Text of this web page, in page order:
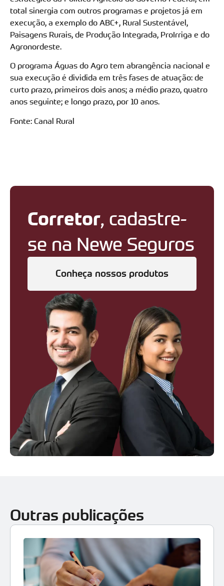
total sinergia com outros programas e projetos já em
execução, a exemplo do ABC+, Rural Sustentável,
Paisagens Rurais, de Produção Integrada, ProIrriga e do
Agronordeste.
O programa Águas do Agro tem abrangência nacional e
sua execução é dividida em três fases de atuação: de
curto prazo, primeiros dois anos; a médio prazo, quatro
anos seguinte; e longo prazo, por 10 anos.
Fonte: Canal Rural
Corretor, cadastre-
se na Newe Seguros
Conheça nossos produtos
Outras publicações